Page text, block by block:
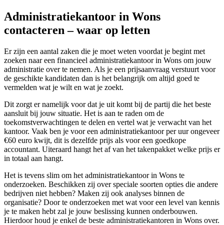
Administratiekantoor in Wons
contacteren – waar op letten
Er zijn een aantal zaken die je moet weten voordat je begint met
zoeken naar een financieel administratiekantoor in Wons om jouw
administratie over te nemen. Als je een prijsaanvraag verstuurt voor
de geschikte kandidaten dan is het belangrijk om altijd goed te
vermelden wat je wilt en wat je zoekt.
Dit zorgt er namelijk voor dat je uit komt bij de partij die het beste
aansluit bij jouw situatie. Het is aan te raden om de
toekomstverwachtingen te delen en vertel wat je verwacht van het
kantoor. Vaak ben je voor een administratiekantoor per uur ongeveer
€60 euro kwijt, dit is dezelfde prijs als voor een goedkope
accountant. Uiteraard hangt het af van het takenpakket welke prijs er
in totaal aan hangt.
Het is tevens slim om het administratiekantoor in Wons te
onderzoeken. Beschikken zij over speciale soorten opties die andere
bedrijven niet hebben? Maken zij ook analyses binnen de
organisatie? Door te onderzoeken met wat voor een level van kennis
je te maken hebt zal je jouw beslissing kunnen onderbouwen.
Hierdoor houd je enkel de beste administratiekantoren in Wons over.